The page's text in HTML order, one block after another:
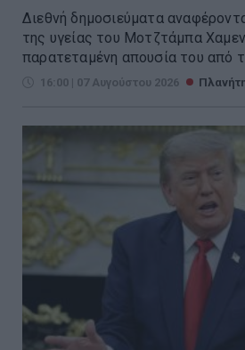
Διεθνή δημοσιεύματα
της υγείας του Μοτζτάμπα
παρατεταμένη απουσία του από
16:00 | 07 Αυγούστου 2026